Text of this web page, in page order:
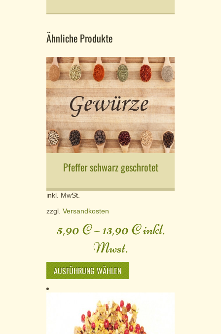
Ähnliche Produkte
Pfeffer schwarz geschrotet
inkl. MwSt.
zzgl. Versandkosten
5,90€–13,90€inkl.
Mwst.
AUSFÜHRUNG WÄHLEN